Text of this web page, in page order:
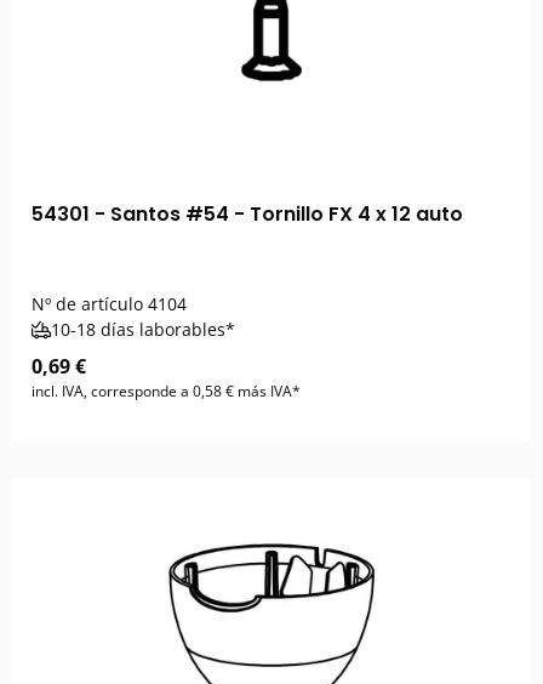
54301 - Santos #54 - Tornillo FX 4 x 12 auto
Nº de artículo 4104
10-18 días laborables*
0,69 €
incl. IVA, corresponde a 0,58 € más IVA*